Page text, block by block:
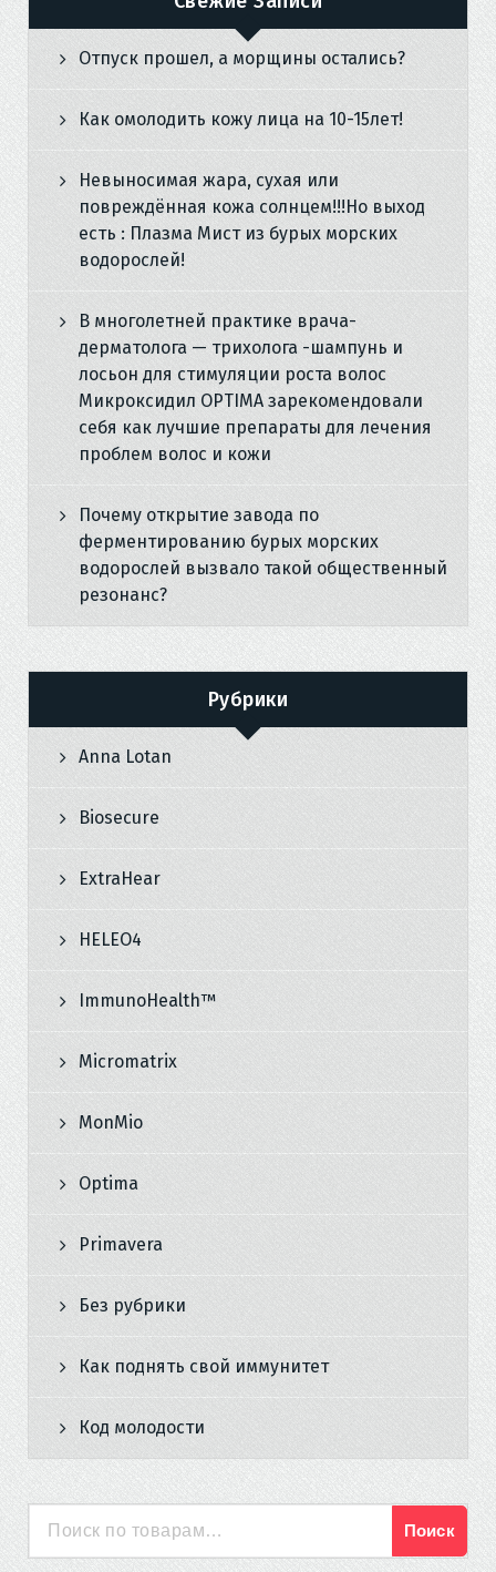
Отпуск прошел, а морщины остались?
Как омолодить кожу лица на 10-15лет!
Невыносимая жара, сухая или
повреждённая кожа солнцем!!!Но выход
есть : Плазма Мист из бурых морских
водорослей!
В многолетней практике врача-
дерматолога — трихолога -шампунь и
лосьон для стимуляции роста волос
Микроксидил OPTIMA зарекомендовали
себя как лучшие препараты для лечения
проблем волос и кожи
Почему открытие завода по
ферментированию бурых морских
водорослей вызвало такой общественный
резонанс?
Рубрики
Anna Lotan
Biosecure
ExtraHear
HELEO4
ImmunoHealth™
Micromatrix
MonMio
Optima
Primavera
Без рубрики
Как поднять свой иммунитет
Код молодости
Поиск